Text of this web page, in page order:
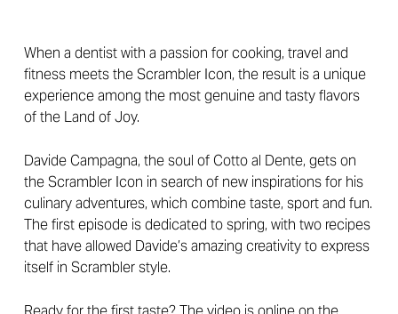
When a dentist with a passion for cooking, travel and
fitness meets the Scrambler Icon, the result is a unique
experience among the most genuine and tasty flavors
of the Land of Joy.
Davide Campagna, the soul of Cotto al Dente, gets on
the Scrambler Icon in search of new inspirations for his
culinary adventures, which combine taste, sport and fun.
The first episode is dedicated to spring, with two recipes
that have allowed Davide’s amazing creativity to express
itself in Scrambler style.